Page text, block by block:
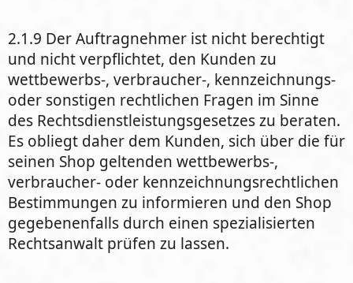
2.1.9 Der Auftragnehmer ist nicht berechtigt
und nicht verpflichtet, den Kunden zu
wettbewerbs-, verbraucher-, kennzeichnungs-
oder sonstigen rechtlichen Fragen im Sinne
des Rechtsdienstleistungsgesetzes zu beraten.
Es obliegt daher dem Kunden, sich über die für
seinen Shop geltenden wettbewerbs-,
verbraucher- oder kennzeichnungsrechtlichen
Bestimmungen zu informieren und den Shop
gegebenenfalls durch einen spezialisierten
Rechtsanwalt prüfen zu lassen.